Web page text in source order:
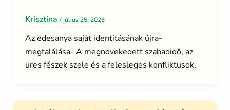
Krisztina /július 25, 2026
Az édesanya saját identitásának újra-
megtalálása- A megnövekedett szabadidő, az
üres fészek szele és a felesleges konfliktusok.